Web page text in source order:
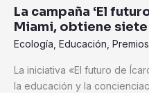
La campaña ‘El
Miami, obtiene
Ecología Educación Premios
La iniciativa «El futuro de
la educación y la
premios
LUUM